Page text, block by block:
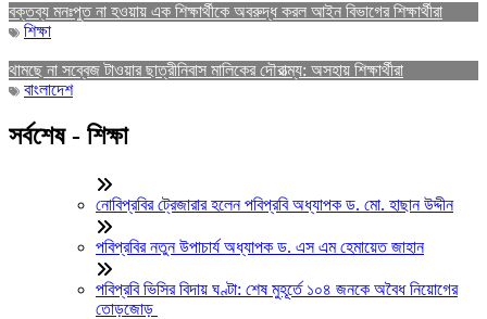
বক্তব্য মনঃপুত না হওয়ায় এক শিক্ষার্থীকে অবরুদ্ধ করল আইন বিভাগের শিক্ষার্থীরা
শিক্ষা
থামছে না সব্বেজ টাওয়ার ছাত্রীনিবাস মালিকের দৌরাত্ম্য: অসহায় শিক্ষার্থীরা
বাংলাদেশ
সর্বশেষ - শিক্ষা
নোবিপ্রবির ট্রেজারার হলেন পবিপ্রবি অধ্যাপক ড. মো. হাছান উদ্দীন
পবিপ্রবির নতুন উপাচার্য অধ্যাপক ড. এস এম হেমায়েত জাহান
পবিপ্রবি ভিসির বিদায় ঘণ্টা: শেষ মুহূর্তে ১০৪ জনকে অবৈধ নিয়োগের
তোড়জোড়